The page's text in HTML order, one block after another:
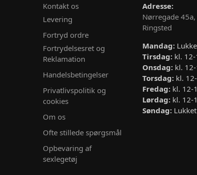
Kontakt os
Levering
Fortryd ordre
Fortrydelsesret og
Reklamation
Handelsbetingelser
Privatlivspolitik og
cookies
Om os
Ofte stillede spørgsmål
Opbevaring af
sexlegetøj
Adresse:
Nørregade
Ringsted
Mandag:
Tirsdag:kl. 12-
Onsdag:kl. 12-
Torsdag:kl.
Fredag:kl. 12-
Lørdag:kl. 12-
Søndag:Lukket